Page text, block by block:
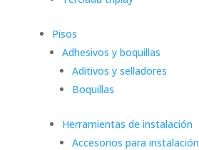
Pisos
Adhesivos y boquillas
Aditivos y selladores
Boquillas
Herramientas de instalación
Accesorios para instalación